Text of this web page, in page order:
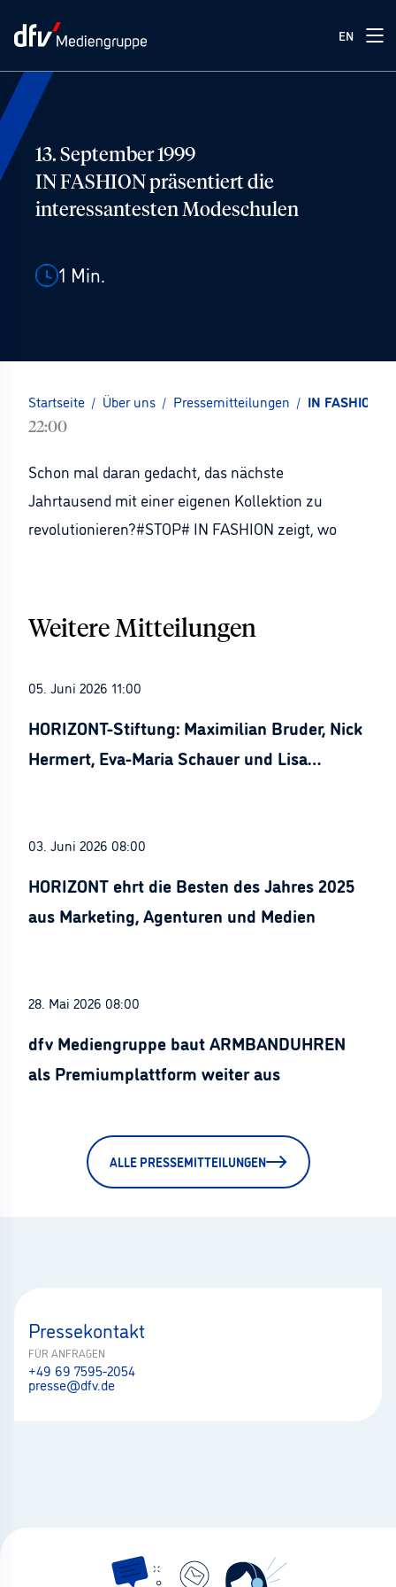
EN
13. September 1999
IN FASHION präsentiert die
interessantesten Modeschulen
1 Min.
Startseite / Über uns / Pressemitteilungen / IN FASHION
22:00
Schon mal daran gedacht, das nächste
Jahrtausend mit einer eigenen Kollektion zu
revolutionieren?#STOP# IN FASHION zeigt, wo
Weitere Mitteilungen
05. Juni 2026 11:00
HORIZONT-Stiftung: Maximilian Bruder, Nick
Hermert, Eva-Maria Schauer und Lisa
03. Juni 2026 08:00
HORIZONT ehrt die Besten des Jahres 2025
aus Marketing, Agenturen und Medien
28. Mai 2026 08:00
dfv Mediengruppe baut ARMBANDUHREN
als Premiumplattform weiter aus
ALLE PRESSEMITTEILUNGEN
Pressekontakt
FÜR ANFRAGEN
+49 69 7595-2054
presse@dfv.de